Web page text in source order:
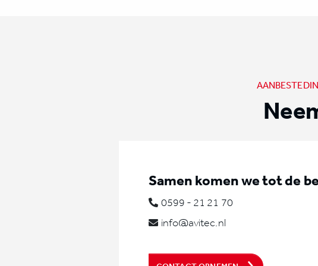
Samen komen we tot de
0599 - 21 21 70
info@avitec.nl